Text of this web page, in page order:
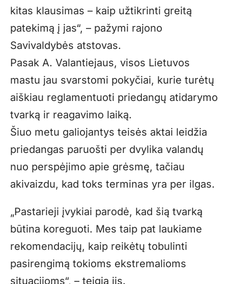
kitas klausimas – kaip užtikrinti greitą
patekimą į jas“, – pažymi rajono
Savivaldybės atstovas.
Pasak A. Valantiejaus, visos Lietuvos
mastu jau svarstomi pokyčiai, kurie turėtų
aiškiau reglamentuoti priedangų atidarymo
tvarką ir reagavimo laiką.
Šiuo metu galiojantys teisės aktai leidžia
priedangas paruošti per dvylika valandų
nuo perspėjimo apie grėsmę, tačiau
akivaizdu, kad toks terminas yra per ilgas.
„Pastarieji įvykiai parodė, kad šią tvarką
būtina koreguoti. Mes taip pat laukiame
rekomendacijų, kaip reikėtų tobulinti
pasirengimą tokioms ekstremalioms
situacijoms“, – teigia jis.